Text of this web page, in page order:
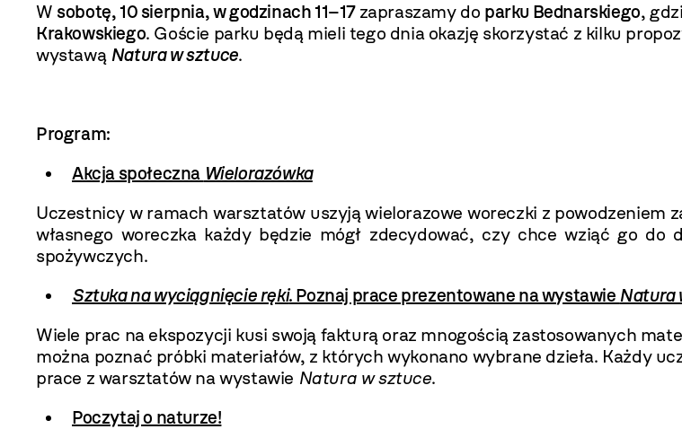
W sobotę, 10 sierpnia, w godzinach 11–17 zapraszamy do parku Bednarskiego,
Krakowskiego. Goście parku będą mieli tego dnia okazję skorzystać z kilku
wystawą Natura w sztuce.
Program:
Akcja społeczna Wielorazówka
Uczestnicy w ramach warsztatów uszyją wielorazowe woreczki z powodzeniem
własnego woreczka każdy będzie mógł zdecydować, czy chce wziąć go
spożywczych.
Sztuka na wyciągnięcie ręki. Poznaj prace prezentowane na wystawie Natura
Wiele prac na ekspozycji kusi swoją fakturą oraz mnogością zastosowanych
można poznać próbki materiałów, z których wykonano wybrane dzieła. Każdy
prace z warsztatów na wystawie Natura w sztuce.
Poczytaj o naturze!